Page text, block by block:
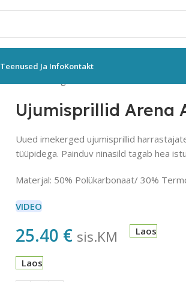
Teenused Ja InfoKontakt
Ujumisprillid Arena
Uued imekerged ujumisprillid
tüüpidega. Painduv ninasild tagab hea
Materjal: 50% Polükarbonaat/ 30%
VIDEO
25.40 € sis.KM Laos
Laos